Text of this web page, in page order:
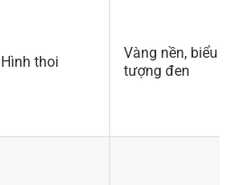
Hình thoi
Vàng nền, biểu
tượng đen